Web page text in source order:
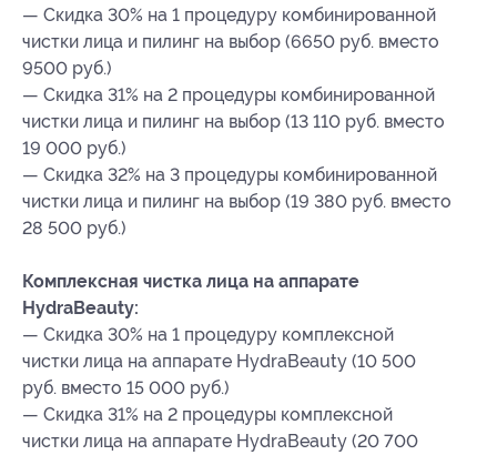
— Скидка 30% на 1 процедуру комбинированной
чистки лица и пилинг на выбор (6650 руб. вместо
9500 руб.)
— Скидка 31% на 2 процедуры комбинированной
чистки лица и пилинг на выбор (13 110 руб. вместо
19 000 руб.)
— Скидка 32% на 3 процедуры комбинированной
чистки лица и пилинг на выбор (19 380 руб. вместо
28 500 руб.)
Комплексная чистка лица на аппарате
HydraBeauty:
— Скидка 30% на 1 процедуру комплексной
чистки лица на аппарате HydraBeauty (10 500
руб. вместо 15 000 руб.)
— Скидка 31% на 2 процедуры комплексной
чистки лица на аппарате HydraBeauty (20 700